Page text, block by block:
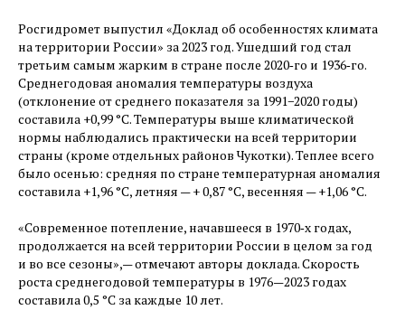
Росгидромет выпустил «Доклад об особенностях климата
на территории России» за 2023 год. Ушедший год стал
третьим самым жарким в стране после 2020‑го и 1936‑го.
Среднегодовая аномалия температуры воздуха
(отклонение от среднего показателя за 1991−2020 годы)
составила +0,99 °C. Температуры выше климатической
нормы наблюдались практически на всей территории
страны (кроме отдельных районов Чукотки). Теплее всего
было осенью: средняя по стране температурная аномалия
составила +1,96 °C, летняя — ​+ 0,87 °C, весенняя — ​+1,06 °C.
«Современное потепление, начавшееся в 1970‑х годах,
продолжается на всей территории России в целом за год
и во все сезоны», — ​отмечают авторы доклада. Скорость
роста среднегодовой температуры в 1976—2023 годах
составила 0,5 °C за каждые 10 лет.